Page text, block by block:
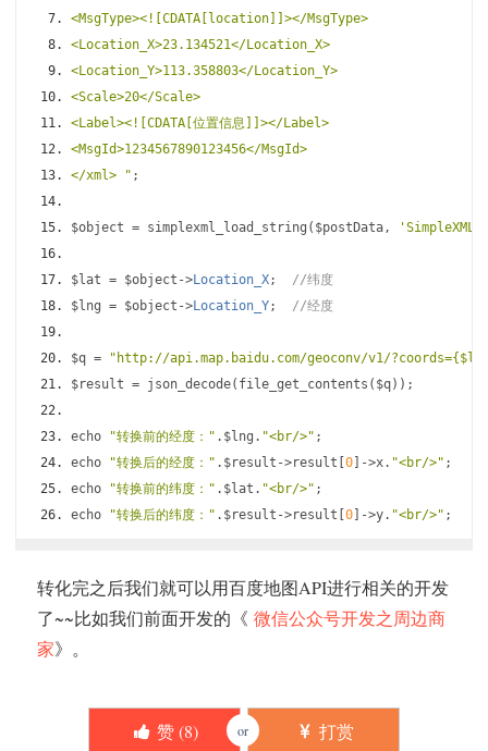
<MsgType><![CDATA[location]]></MsgType>
<Location_X>23.134521</Location_X>
<Location_Y>113.358803</Location_Y>
<Scale>20</Scale>
<Label><![CDATA[位置信息]]></Label>
<MsgId>1234567890123456</MsgId>
</xml> " ;
$object = simplexml_load_string ( $postData,
$lat = $object ->Location_X;
//纬度
$lng = $object ->Location_Y; //经度
$q =
"http://api.map.baidu.com/geoconv/v1/
$result = json_decode( file_get_contents ( $q));
echo "转换前的经度：" . $lng . "<br/>" ;
echo
"转换后的经度：" . $result ->result 0 ]->x. "<br/>" ;
echo
"转换前的纬度：" . $lat . "<br/>" ;
echo
"转换后的纬度：" . $result ->result 0 ]->y. "<br/>" ;
转化完之后我们就可以用百度地图API进行相关的开发
了~~比如我们前面开发的《 微信公众号开发之周边商
家》。
赞 (8) or 打赏